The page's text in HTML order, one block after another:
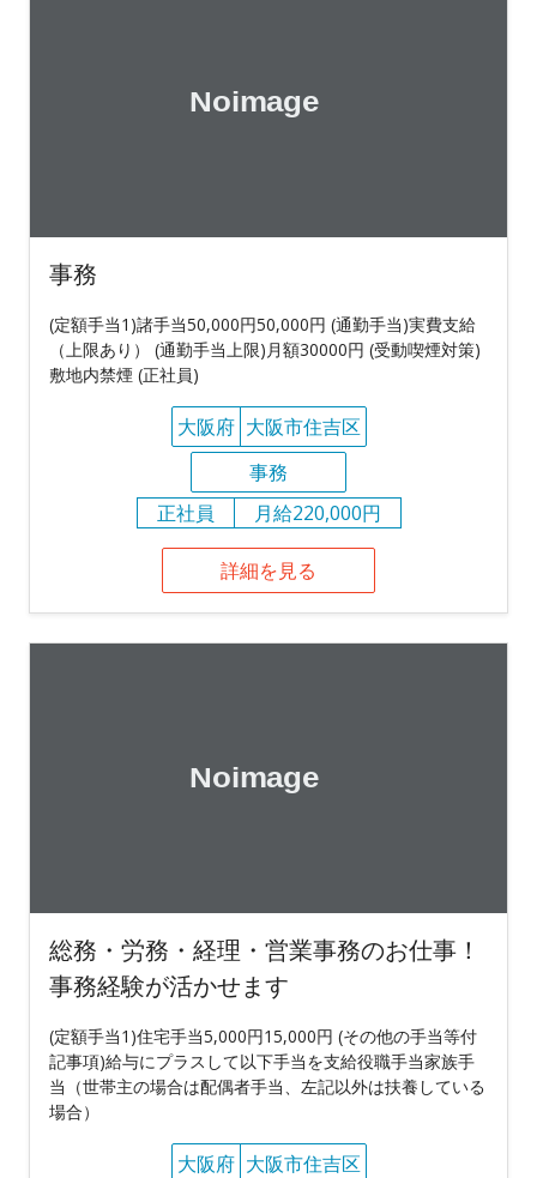
事務
(定額手当1)諸手当50,000円50,000円 (通勤手当)実費支給
（上限あり） (通勤手当上限)月額30000円 (受動喫煙対策)
敷地内禁煙 (正社員)
大阪府 大阪市住吉区
事務
正社員
月給220,000円
詳細を見る
総務・労務・経理・営業事務のお仕事！
事務経験が活かせます
(定額手当1)住宅手当5,000円15,000円 (その他の手当等付
記事項)給与にプラスして以下手当を支給役職手当家族手
当（世帯主の場合は配偶者手当、左記以外は扶養している
場合）
大阪府 大阪市住吉区